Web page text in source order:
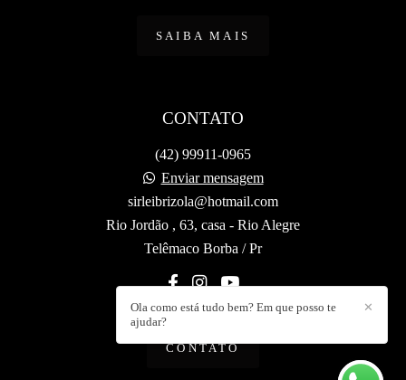
SAIBA MAIS
CONTATO
(42) 99911-0965
Enviar mensagem
sirleibrizola@hotmail.com
Rio Jordão , 63, casa - Rio Alegre
Telêmaco Borba / Pr
CONTATO
✕
Ola como está tudo bem? Em que posso te
ajudar?